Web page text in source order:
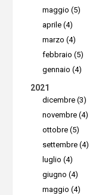
maggio (5)
aprile (4)
marzo (4)
febbraio (5)
gennaio (4)
2021
dicembre (3)
novembre (4)
ottobre (5)
settembre (4)
luglio (4)
giugno (4)
maggio (4)